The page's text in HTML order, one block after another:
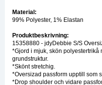
Material:
99% Polyester, 1% Elastan
Produktbeskrivning:
15358880 - jdyDebbie S/S
*Gjord i mjuk, skön polyestertrikå
grundstruktur.
*Skönt stretchig.
*Oversizad passform upptill som
*Drop shoulder och vidare